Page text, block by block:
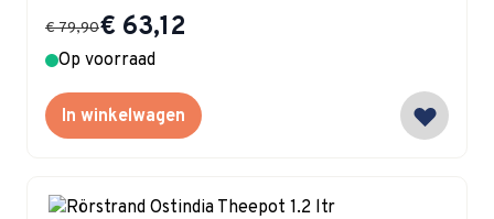
Special Price
€ 63,12
€ 79,90
Op voorraad
In winkelwagen